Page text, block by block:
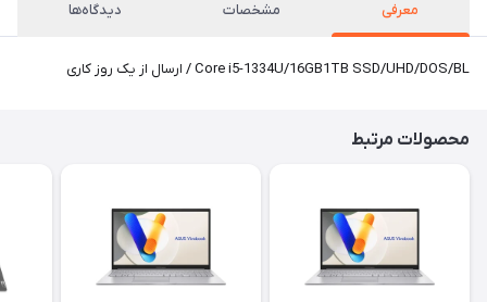
معرفی مشخصات دیدگاه‌ها
Core i5-1334U/16GB1TB SSD/UHD/DOS/BL / ارسال از یک روز کاری
محصولات مرتبط